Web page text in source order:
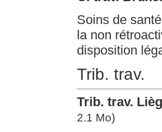
Soins de
la non
disposition
Trib. trav.
Trib. trav.
2.1 Mo)